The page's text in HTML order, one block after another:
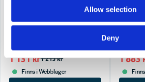
Allow selection
Deny
Cobolt Avrundningsfräs R=22. L=28
1 213 kr
1 131 kr
Finns i Webblager
Cobolt
1 883